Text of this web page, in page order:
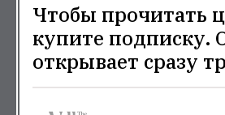
Чтобы прочитать
купите подписку.
открывает сразу